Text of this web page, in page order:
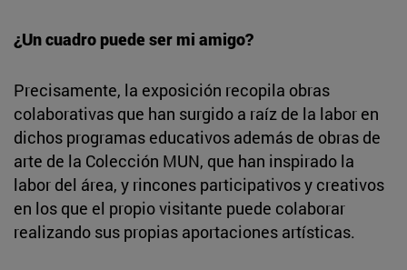
¿Un cuadro puede ser mi amigo?
Precisamente, la exposición recopila obras
colaborativas que han surgido a raíz de la labor en
dichos programas educativos además de obras de
arte de la Colección MUN, que han inspirado la
labor del área, y rincones participativos y creativos
en los que el propio visitante puede colaborar
realizando sus propias aportaciones artísticas.